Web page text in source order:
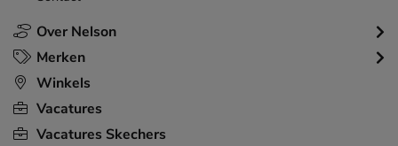
Over Nelson
Merken
Winkels
Vacatures
Vacatures Skechers